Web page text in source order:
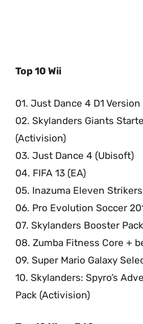
Top 10 Wii
01. Just Dance 4 D1
02. Skylanders Giants
(Activision)
03. Just Dance 4 (Ubisoft)
04. FIFA 13 (EA)
05. Inazuma Eleven
06. Pro Evolution Soccer
07. Skylanders Booster
08. Zumba Fitness Core +
09. Super Mario Galaxy
10. Skylanders: Spyro’s
Pack (Activision)